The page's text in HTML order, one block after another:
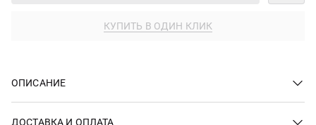
КУПИТЬ В ОДИН КЛИК
ОПИСАНИЕ
ДОСТАВКА И ОПЛАТА